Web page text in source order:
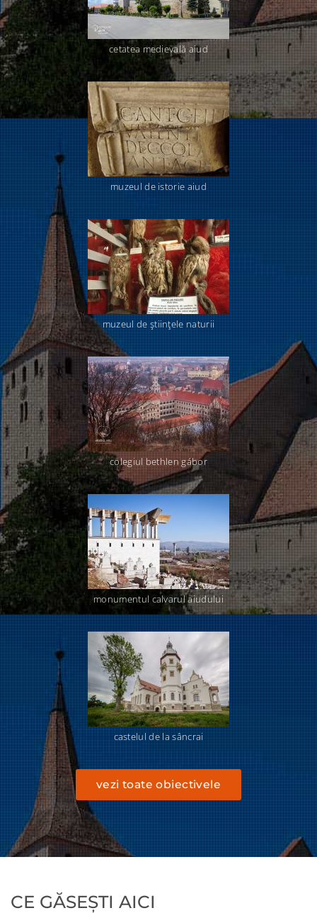
cetatea medievală aiud
muzeul de istorie aiud
muzeul de ştiinţele naturii
colegiul bethlen gábor
monumentul calvarul aiudului
castelul de la sâncrai
vezi toate obiectivele
CE GĂSEȘTI AICI